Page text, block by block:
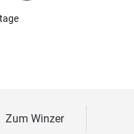
Zum Winzer